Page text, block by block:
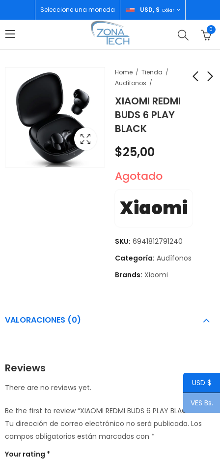
Seleccione una moneda USD, $ Dólar
0
Home
Tienda
Audífonos
XIAOMI REDMI
BUDS 6 PLAY
BLACK
2GB/32GB
$60,00
WATCH GT 5 PRO
$25,00
Agotado
Xiaomi
SKU: 6941812791240
Categoría: Audífonos
Brands: Xiaomi
VALORACIONES (0)
Reviews
There are no reviews yet.
Be the first to review “XIAOMI REDMI BUDS 6 PLAY BLACK”
Tu dirección de correo electrónico no será publicada. Los
campos obligatorios están marcados con *
Your rating *
USD $
VES Bs.